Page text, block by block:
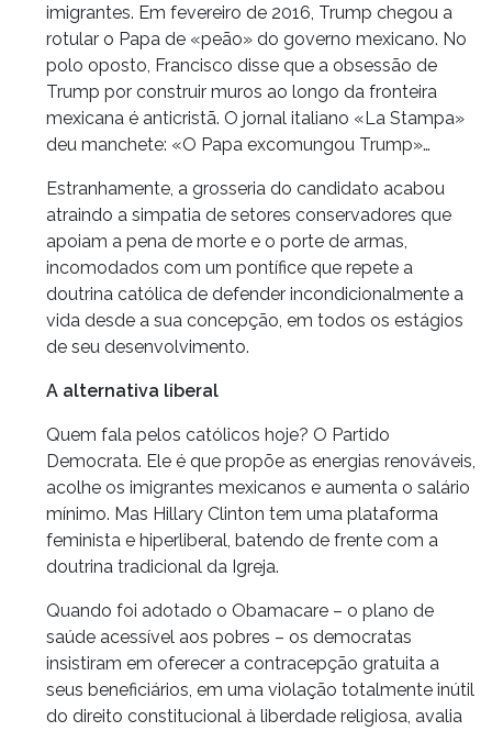
imigrantes. Em fevereiro de 2016, Trump chegou a
rotular o Papa de «peão» do governo mexicano. No
polo oposto, Francisco disse que a obsessão de
Trump por construir muros ao longo da fronteira
mexicana é anticristã. O jornal italiano «La Stampa»
deu manchete: «O Papa excomungou Trump»…
Estranhamente, a grosseria do candidato acabou
atraindo a simpatia de setores conservadores que
apoiam a pena de morte e o porte de armas,
incomodados com um pontífice que repete a
doutrina católica de defender incondicionalmente a
vida desde a sua concepção, em todos os estágios
de seu desenvolvimento.
A alternativa liberal
Quem fala pelos católicos hoje? O Partido
Democrata. Ele é que propõe as energias renováveis,
acolhe os imigrantes mexicanos e aumenta o salário
mínimo. Mas Hillary Clinton tem uma plataforma
feminista e hiperliberal, batendo de frente com a
doutrina tradicional da Igreja.
Quando foi adotado o Obamacare – o plano de
saúde acessível aos pobres – os democratas
insistiram em oferecer a contracepção gratuita a
seus beneficiários, em uma violação totalmente inútil
do direito constitucional à liberdade religiosa, avalia